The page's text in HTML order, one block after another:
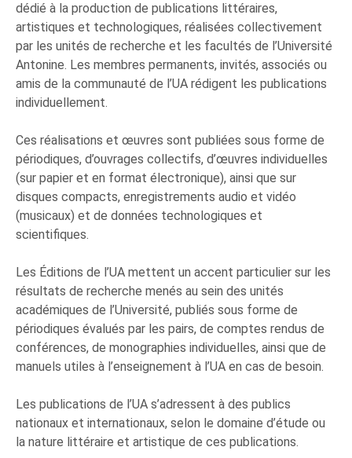
dédié à la production de publications littéraires,
artistiques et technologiques, réalisées collectivement
par les unités de recherche et les facultés de l’Université
Antonine. Les membres permanents, invités, associés ou
amis de la communauté de l’UA rédigent les publications
individuellement.
Ces réalisations et œuvres sont publiées sous forme de
périodiques, d’ouvrages collectifs, d’œuvres individuelles
(sur papier et en format électronique), ainsi que sur
disques compacts, enregistrements audio et vidéo
(musicaux) et de données technologiques et
scientifiques.
Les Éditions de l’UA mettent un accent particulier sur les
résultats de recherche menés au sein des unités
académiques de l’Université, publiés sous forme de
périodiques évalués par les pairs, de comptes rendus de
conférences, de monographies individuelles, ainsi que de
manuels utiles à l’enseignement à l’UA en cas de besoin.
Les publications de l’UA s’adressent à des publics
nationaux et internationaux, selon le domaine d’étude ou
la nature littéraire et artistique de ces publications.